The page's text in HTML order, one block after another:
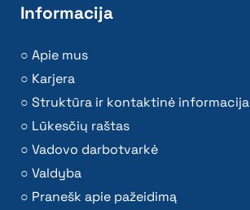
Informacija
Apie mus
Karjera
Struktūra ir kontaktinė informacija
Lūkesčių raštas
Vadovo darbotvarkė
Valdyba
Pranešk apie pažeidimą